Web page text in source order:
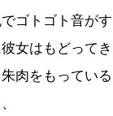
ゴトゴト音が
女はもどって
肉をもってい